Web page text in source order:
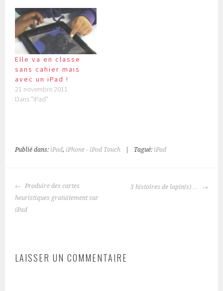
Elle va en classe
sans cahier mais
avec un iPad !
21 novembre 2011
Dans "iPad"
Publié dans: iPad, iPhone - iPod Touch Tagué: iPad
NAVIGATION
DES
ARTICLES
Produire des cartes
heuristiques gratuitement sur
iPad
3 histoires de lapin(s) …
LAISSER UN COMMENTAIRE